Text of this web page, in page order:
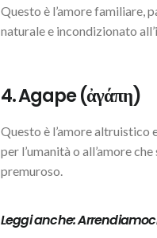
Questo è l’amore familiare,
naturale e incondizionato
4. Agape (ἀγάπη)
Questo è l’amore altruistico
per l’umanità o all’amore
premuroso.
Leggi anche: